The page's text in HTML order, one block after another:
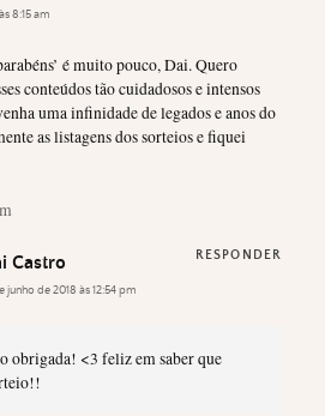
8:15 am
é muito pouco, Dai. Quero
conteúdos tão cuidadosos e intensos
uma infinidade de legados e anos do
as listagens dos sorteios e fiquei
Castro
junho de 2018 às 12:54 pm
obrigada! <3 feliz em saber que
RESPONDER